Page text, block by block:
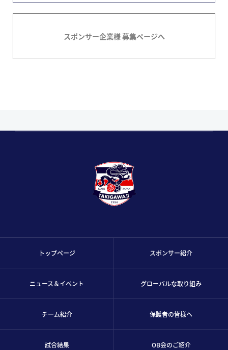
スポンサー企業様 募集ページへ
トップページ
ニュース＆イベント
チーム紹介
試合結果
スポンサー紹介
グローバルな取り組み
保護者の皆様へ
OB会のご紹介